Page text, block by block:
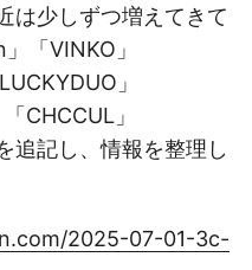
は少しずつ増えてきて
「VINKO」
」
CHCCUL」
追記し、情報を整理し
2025-07-01-3c-